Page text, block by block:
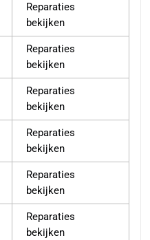
Reparaties
bekijken
Reparaties
bekijken
Reparaties
bekijken
Reparaties
bekijken
Reparaties
bekijken
Reparaties
bekijken